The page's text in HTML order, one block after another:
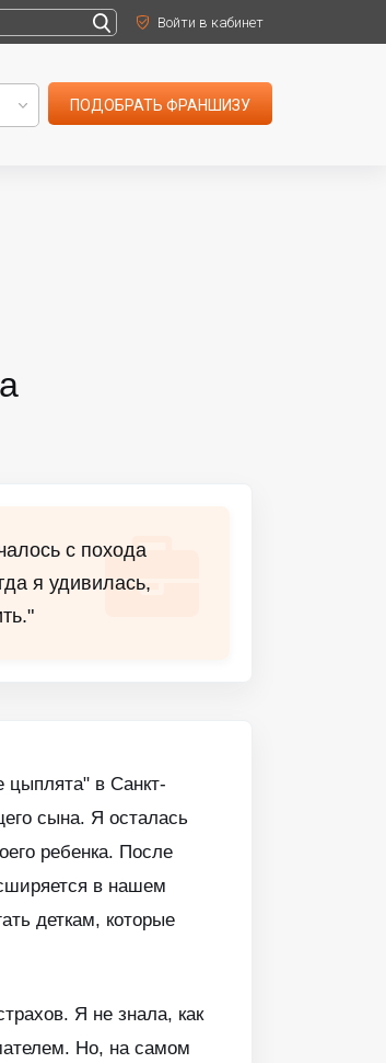
Войти в кабинет
ПОДОБРАТЬ ФРАНШИЗУ
с похода
я удивилась,
цыплята" в Санкт-
сына. Я осталась
ребенка. После
в нашем
деткам, которые
Я не знала, как
Но, на самом